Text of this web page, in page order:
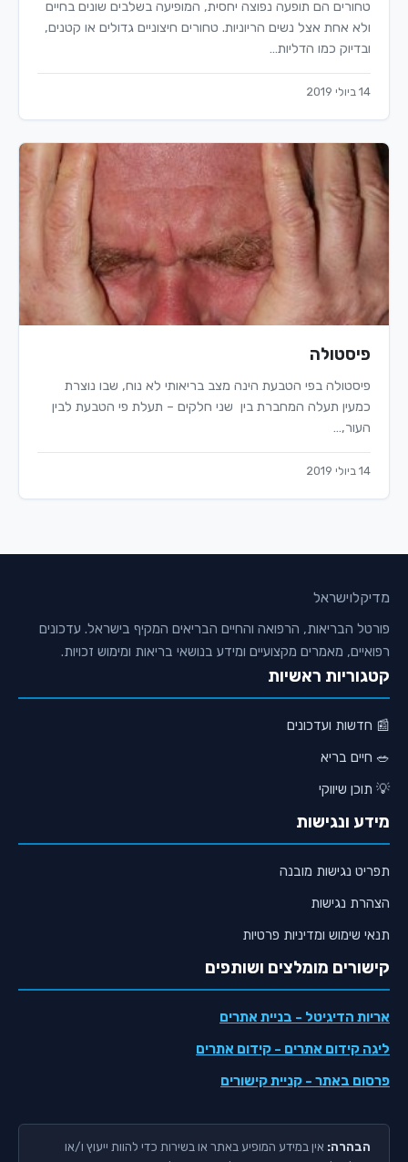
טחורים הם תופעה נפוצה יחסית, המופיעה בשלבים שונים בחיים
ולא אחת אצל נשים הריוניות. טחורים חיצוניים גדולים או קטנים,
ובדיוק כמו הדליות…
14 ביולי 2019
פיסטולה
פיסטולה בפי הטבעת הינה מצב בריאותי לא נוח, שבו נוצרת
כמעין תעלה המחברת בין שני חלקים – תעלת פי הטבעת לבין
העור,…
14 ביולי 2019
מדיקלוישראל
פורטל הבריאות, הרפואה והחיים הבריאים המקיף בישראל. עדכונים
רפואיים, מאמרים מקצועיים ומידע בנושאי בריאות ומימוש זכויות.
קטגוריות ראשיות
📰 חדשות ועדכונים
🥗 חיים בריא
💡 תוכן שיווקי
מידע ונגישות
תפריט נגישות מובנה
הצהרת נגישות
תנאי שימוש ומדיניות פרטיות
קישורים מומלצים ושותפים
אריות הדיגיטל - בניית אתרים
ליגה קידום אתרים - קידום אתרים
פרסום באתר - קניית קישורים
הבהרה: אין במידע המופיע באתר או בשירות כדי להוות ייעוץ ו/או